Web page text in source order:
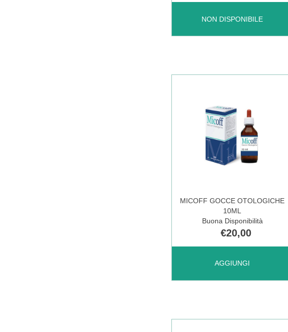
NON DISPONIBILE
4PZ NON
DISPONIBILE
MICOFF GOCCE OTOLOGICHE
10ML
Buona Disponibilità
€20,00
AGGIUNGI
AGGIUNGI MICOFF